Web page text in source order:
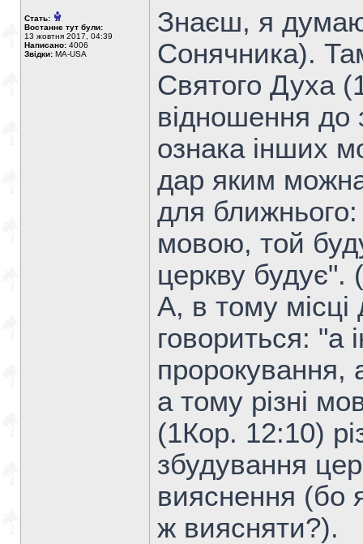
Стать:
Востаннє тут були:
13 жовтня 2017, 04:39
Написано: 4006
Звідки: MA-USA
Знаєш, я
Сонячника).
Святого Духа
відношення до
ознака інших
дар яким
для
мовою, той
церкву будує".
А, в тому
говориться: "а
пророкування,
а тому різні
(1Кор. 12:10)
збудування
вияснення (бо
ж виясняти?).